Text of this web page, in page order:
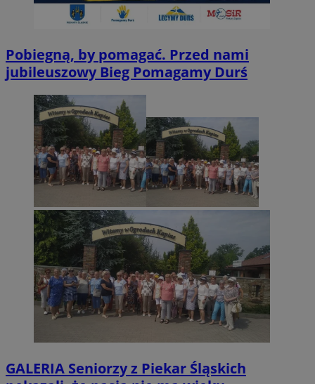
Pobiegną, by pomagać. Przed nami
jubileuszowy Bieg Pomagamy Durś
GALERIA Seniorzy z Piekar Śląskich